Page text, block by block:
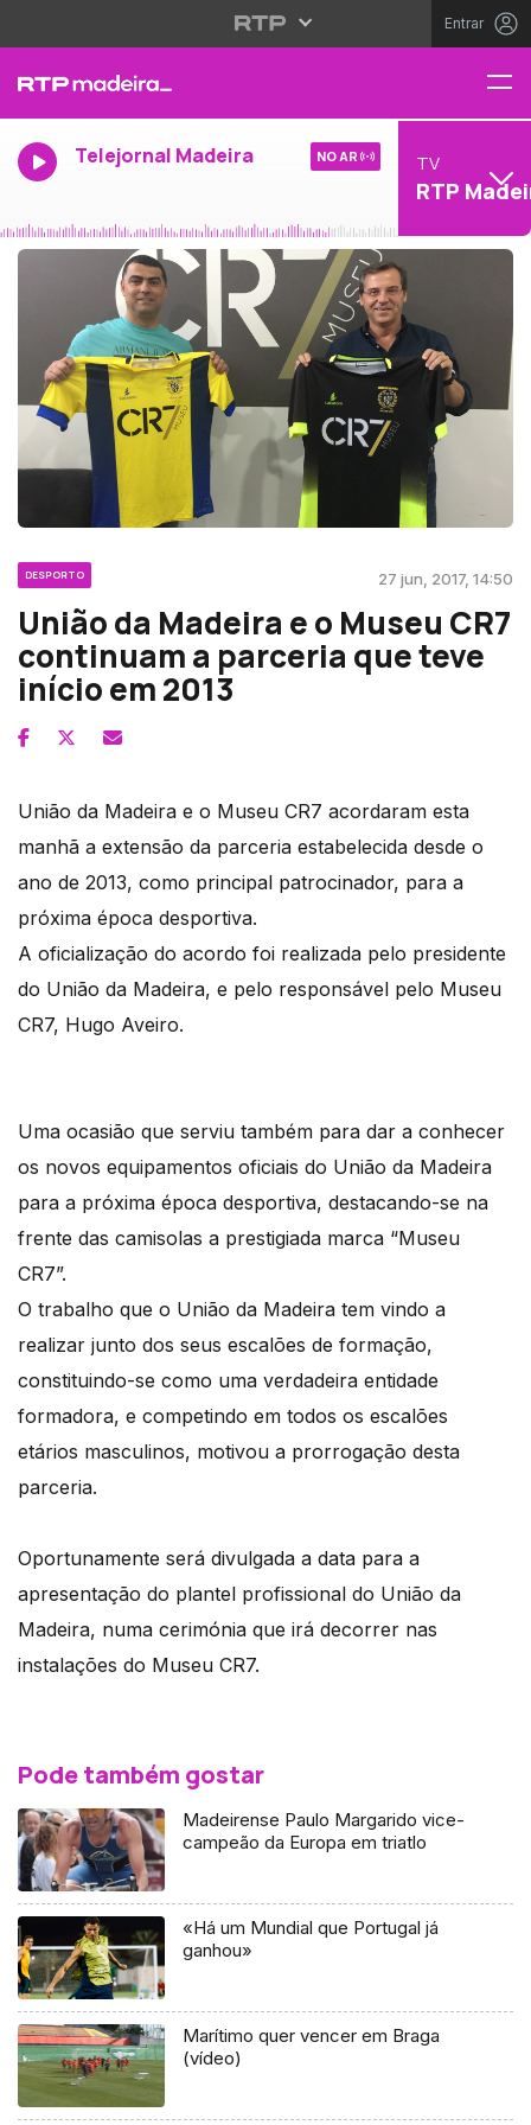
Entrar
Telejornal Madeira NO AR TV
RTP
DESPORTO 27 jun, 2017, 14:50
União da Madeira e o Museu CR7
continuam a parceria que teve
início em 2013
União da Madeira e o Museu CR7 acordaram esta
manhã a extensão da parceria estabelecida desde o
ano de 2013, como principal patrocinador, para a
próxima época desportiva.
A oficialização do acordo foi realizada pelo presidente
do União da Madeira, e pelo responsável pelo Museu
CR7, Hugo Aveiro.
Uma ocasião que serviu também para dar a conhecer
os novos equipamentos oficiais do União da Madeira
para a próxima época desportiva, destacando-se na
frente das camisolas a prestigiada marca “Museu
CR7”.
O trabalho que o União da Madeira tem vindo a
realizar junto dos seus escalões de formação,
constituindo-se como uma verdadeira entidade
formadora, e competindo em todos os escalões
etários masculinos, motivou a prorrogação desta
parceria.
Oportunamente será divulgada a data para a
apresentação do plantel profissional do União da
Madeira, numa cerimónia que irá decorrer nas
instalações do Museu CR7.
Pode também gostar
Madeirense Paulo Margarido vice-
campeão da Europa em triatlo
«Há um Mundial que Portugal já
ganhou»
Marítimo quer vencer em Braga
(vídeo)